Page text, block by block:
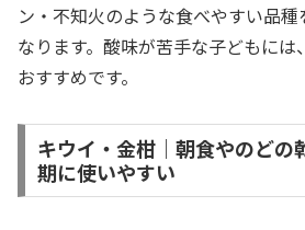
ン・不知火のような食べやすい品種
なります。酸味が苦手な子どもに
おすすめです。
キウイ・金柑｜朝食やのどの
期に使いやすい